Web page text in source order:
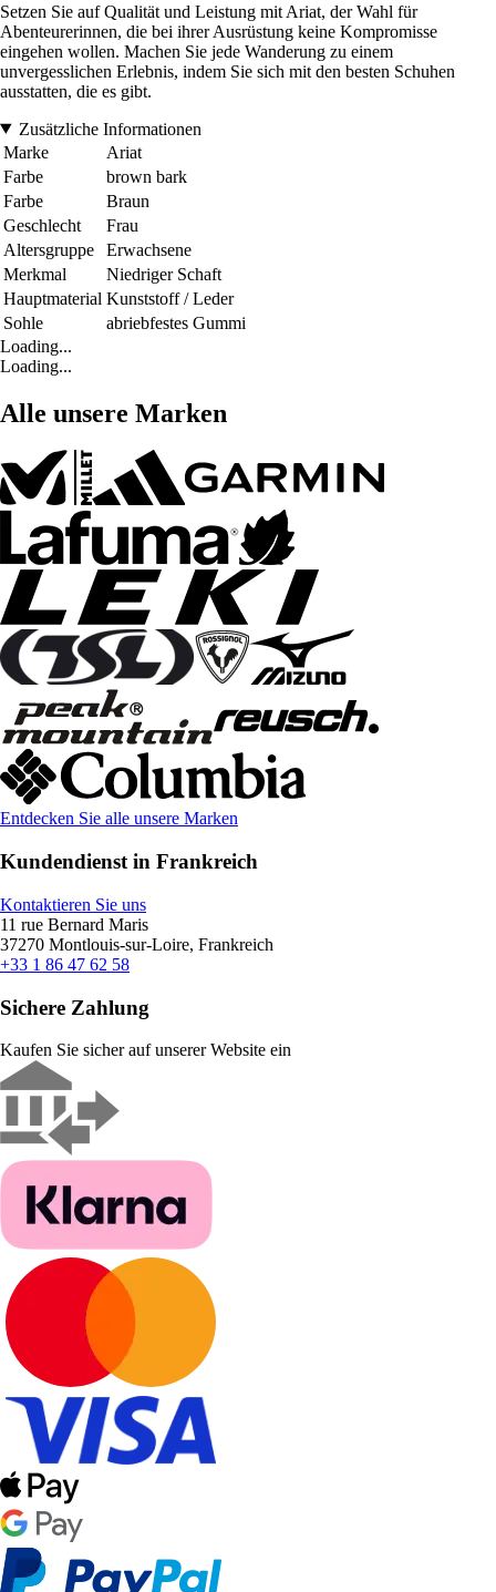
Setzen Sie auf Qualität und Leistung mit Ariat, der Wahl für
Abenteurerinnen, die bei ihrer Ausrüstung keine Kompromisse
eingehen wollen. Machen Sie jede Wanderung zu einem
unvergesslichen Erlebnis, indem Sie sich mit den besten Schuhen
ausstatten, die es gibt.
Zusätzliche Informationen
Marke
Ariat
Farbe
brown bark
Farbe
Braun
Geschlecht
Frau
Altersgruppe
Erwachsene
Merkmal
Niedriger Schaft
Hauptmaterial Kunststoff / Leder
Sohle
abriebfestes Gummi
Loading...
Loading...
Alle unsere Marken
Entdecken Sie alle unsere Marken
Kundendienst in Frankreich
Kontaktieren Sie uns
11 rue Bernard Maris
37270 Montlouis-sur-Loire, Frankreich
+33 1 86 47 62 58
Sichere Zahlung
Kaufen Sie sicher auf unserer Website ein